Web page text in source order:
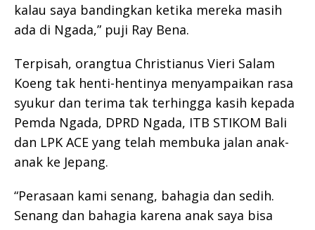
kalau saya bandingkan ketika mereka masih
ada di Ngada,” puji Ray Bena.
Terpisah, orangtua Christianus Vieri Salam
Koeng tak henti-hentinya menyampaikan rasa
syukur dan terima tak terhingga kasih kepada
Pemda Ngada, DPRD Ngada, ITB STIKOM Bali
dan LPK ACE yang telah membuka jalan anak-
anak ke Jepang.
“Perasaan kami senang, bahagia dan sedih.
Senang dan bahagia karena anak saya bisa